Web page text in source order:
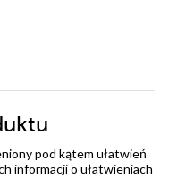
pod kątem ułatwień
informacji o ułatwieniach